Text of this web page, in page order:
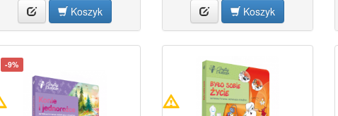
Koszyk Koszyk
-9%